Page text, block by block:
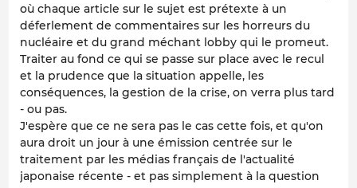
où chaque article sur le sujet est prétexte à un
déferlement de commentaires sur les horreurs du
nucléaire et du grand méchant lobby qui le promeut.
Traiter au fond ce qui se passe sur place avec le recul
et la prudence que la situation appelle, les
conséquences, la gestion de la crise, on verra plus tard
- ou pas.
J'espère que ce ne sera pas le cas cette fois, et qu'on
aura droit un jour à une émission centrée sur le
traitement par les médias français de l'actualité
japonaise récente - et pas simplement à la question